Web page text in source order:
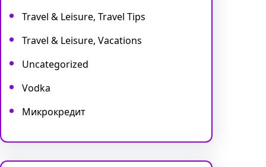
Travel & Leisure, Travel Tips
Travel & Leisure, Vacations
Uncategorized
Vodka
Микрокредит